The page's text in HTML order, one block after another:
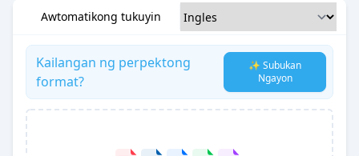
Awtomatikong tukuyin
Kailangan ng perpektong
format?
✨ Subukan
Ngayon